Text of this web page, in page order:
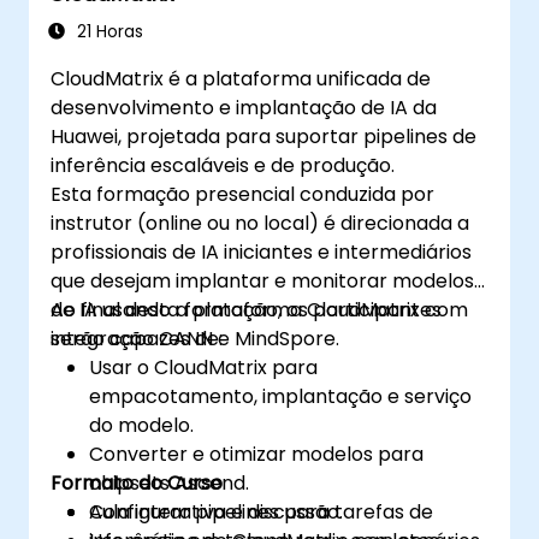
21 Horas
CloudMatrix é a plataforma unificada de
desenvolvimento e implantação de IA da
Huawei, projetada para suportar pipelines de
inferência escaláveis e de produção.
Esta formação presencial conduzida por
instrutor (online ou no local) é direcionada a
profissionais de IA iniciantes e intermediários
que desejam implantar e monitorar modelos
de IA usando a plataforma CloudMatrix com
integração CANN e MindSpore.
Ao final desta formação, os participantes
serão capazes de:
Usar o CloudMatrix para
empacotamento, implantação e serviço
do modelo.
Converter e otimizar modelos para
chipsets Ascend.
Configurar pipelines para tarefas de
Formato do Curso
Aula interativa e discussão.